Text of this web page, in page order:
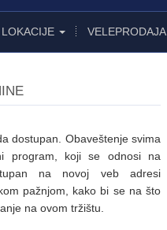
LOKACIJE VELEPRODAJA
dostupan. Obaveštenje svima
program, koji se odnosi na
na novoj veb adresi
pažnjom, kako bi se na što
na ovom tržištu.